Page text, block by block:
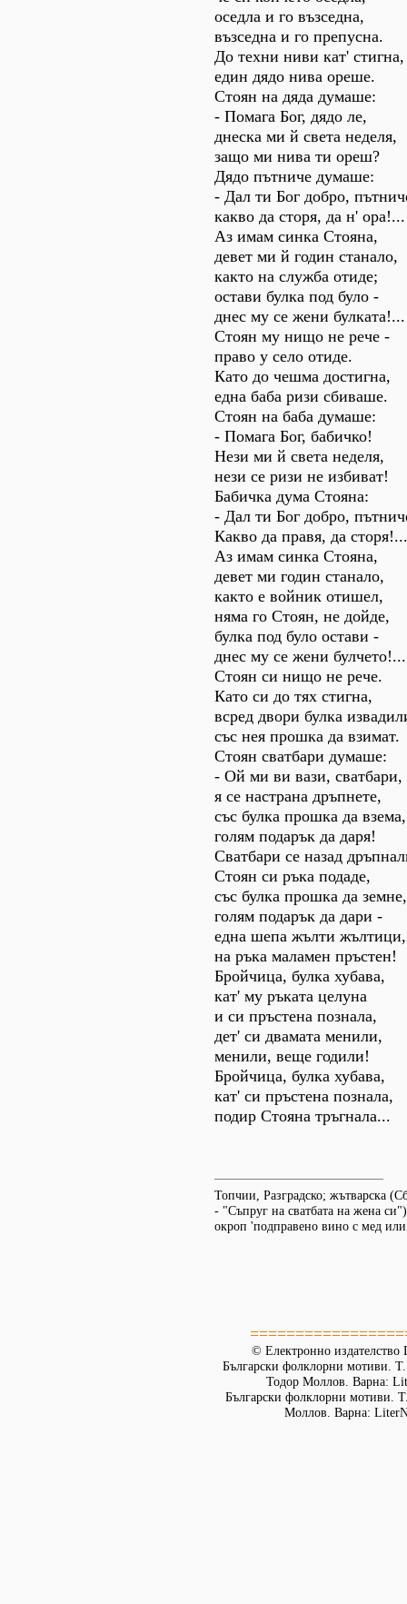
оседла и го възседна,
възседна и го препусна.
До техни ниви кат' стигна,
един дядо нива ореше.
Стоян на дяда думаше:
- Помага Бог, дядо ле,
днеска ми й света неделя,
защо ми нива ти ореш?
Дядо пътниче думаше:
- Дал ти Бог добро,
какво да сторя, да н' ора!...
Аз имам синка Стояна,
девет ми й годин станало,
както на служба отиде;
остави булка под було -
днес му се жени булката!...
Стоян му нищо не рече -
право у село отиде.
Като до чешма достигна,
една баба ризи сбиваше.
Стоян на баба думаше:
- Помага Бог, бабичко!
Нези ми й света неделя,
нези се ризи не избиват!
Бабичка дума Стояна:
- Дал ти Бог добро,
Какво да правя, да сторя!...
Аз имам синка Стояна,
девет ми годин станало,
както е войник отишел,
няма го Стоян, не дойде,
булка под було остави -
днес му се жени булчето!...
Стоян си нищо не рече.
Като си до тях стигна,
всред двори булка
със нея прошка да взимат.
Стоян сватбари думаше:
- Ой ми ви вази, сватбари,
я се настрана дръпнете,
със булка прошка да взема,
голям подарък да даря!
Сватбари се назад
Стоян си ръка подаде,
със булка прошка да земне,
голям подарък да дари -
една шепа жълти жълтици,
на ръка маламен пръстен!
Бройчица, булка хубава,
кат' му ръката целуна
и си пръстена познала,
дет' си двамата менили,
менили, веще годили!
Бройчица, булка хубава,
кат' си пръстена познала,
подир Стояна тръгнала...
Топчии, Разградско; жътварска
- "Съпруг на сватбата на жена
окроп 'подправено вино с мед
© Електронно издателство
Български фолклорни мотиви.
Тодор Моллов. Варна:
Български фолклорни мотиви.
Моллов. Варна: